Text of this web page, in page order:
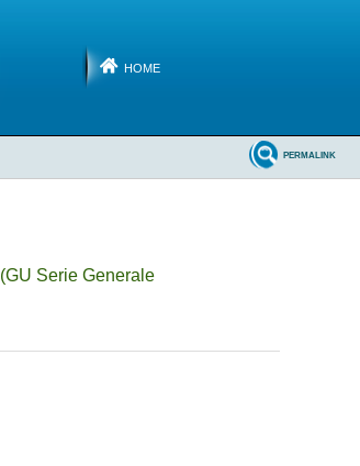
HOME
PERMALINK
(GU Serie Generale